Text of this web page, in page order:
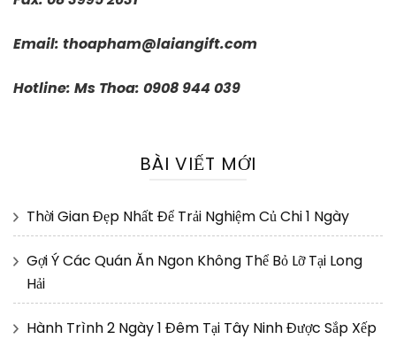
Email: thoapham@laiangift.com
Hotline: Ms Thoa: 0908 944 039
BÀI VIẾT MỚI
Thời Gian Đẹp Nhất Để Trải Nghiệm Củ Chi 1 Ngày
Gợi Ý Các Quán Ăn Ngon Không Thể Bỏ Lỡ Tại Long
Hải
Hành Trình 2 Ngày 1 Đêm Tại Tây Ninh Được Sắp Xếp